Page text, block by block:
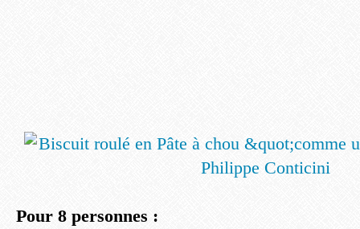
Pour 8 personnes :